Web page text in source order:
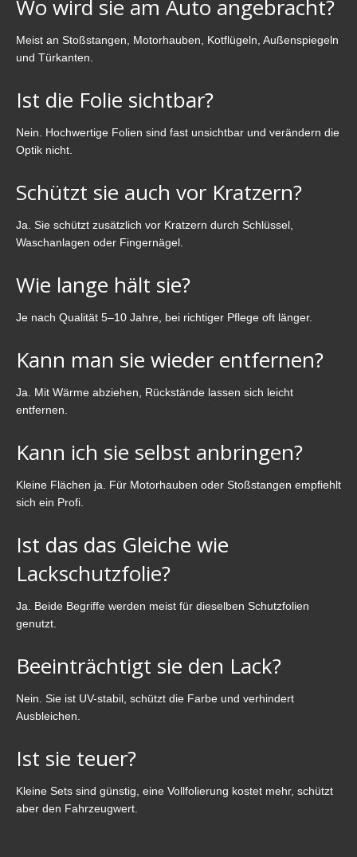
Wo wird sie am Auto angebracht?
Meist an Stoßstangen, Motorhauben, Kotflügeln, Außenspiegeln
und Türkanten.
Ist die Folie sichtbar?
Nein. Hochwertige Folien sind fast unsichtbar und verändern die
Optik nicht.
Schützt sie auch vor Kratzern?
Ja. Sie schützt zusätzlich vor Kratzern durch Schlüssel,
Waschanlagen oder Fingernägel.
Wie lange hält sie?
Je nach Qualität 5–10 Jahre, bei richtiger Pflege oft länger.
Kann man sie wieder entfernen?
Ja. Mit Wärme abziehen, Rückstände lassen sich leicht
entfernen.
Kann ich sie selbst anbringen?
Kleine Flächen ja. Für Motorhauben oder Stoßstangen empfiehlt
sich ein Profi.
Ist das das Gleiche wie
Lackschutzfolie?
Ja. Beide Begriffe werden meist für dieselben Schutzfolien
genutzt.
Beeinträchtigt sie den Lack?
Nein. Sie ist UV-stabil, schützt die Farbe und verhindert
Ausbleichen.
Ist sie teuer?
Kleine Sets sind günstig, eine Vollfolierung kostet mehr, schützt
aber den Fahrzeugwert.